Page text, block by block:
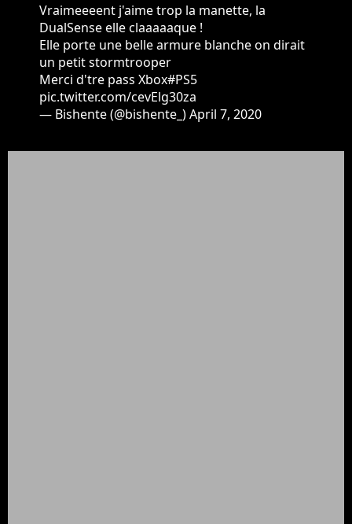
Vraimeeeent j'aime trop la manette, la
DualSense elle claaaaaque !
Elle porte une belle armure blanche on dirait
un petit stormtrooper
Merci d'tre pass Xbox#PS5
pic.twitter.com/cevElg30za
— Bishente (@bishente_)April 7, 2020